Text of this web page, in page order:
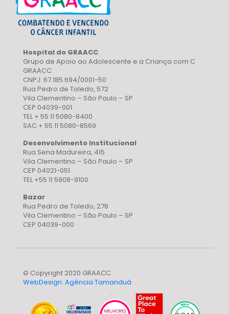
Hospital do GRAACC
Grupo de Apoio ao Adolescente e a Criança com C
GRAACC
CNPJ: 67.185.694/0001-50
Rua Pedro de Toledo, 572
Vila Clementino – São Paulo – SP
CEP 04039-001
TEL + 55 11 5080-8400
SAC + 55 11 5080-8569
Desenvolvimento Institucional
Rua Sena Madureira, 415
Vila Clementino – São Paulo – SP
CEP 04021-051
TEL +55 11 5908-9100
Bazar
Rua Pedro de Toledo, 276
Vila Clementino – São Paulo – SP
CEP 04039-000
© Copyright 2020 GRAACC
WebDesign: Agência Tamanduá